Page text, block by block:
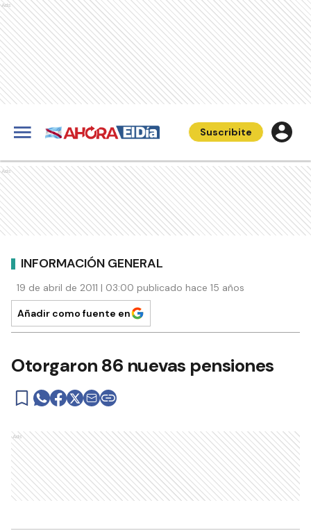
Ads
Suscribite
Ads
INFORMACIÓN GENERAL
19 de abril de 2011 | 03:00 publicado hace 15 años
Añadir como fuente en
Otorgaron 86 nuevas pensiones
Ads